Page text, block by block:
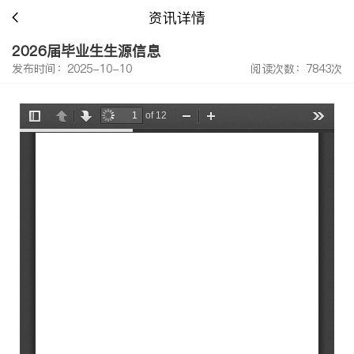
资讯详情
2026届毕业生生源信息
发布时间：2025-10-10 阅读次数：7843次